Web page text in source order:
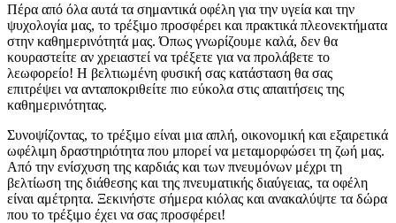
Πέρα από όλα αυτά τα σημαντικά οφέλη για την υγεία και την
ψυχολογία μας, το τρέξιμο προσφέρει και πρακτικά πλεονεκτήματα
στην καθημερινότητά μας. Όπως γνωρίζουμε καλά, δεν θα
κουραστείτε αν χρειαστεί να τρέξετε για να προλάβετε το
λεωφορείο! Η βελτιωμένη φυσική σας κατάσταση θα σας
επιτρέψει να ανταποκριθείτε πιο εύκολα στις απαιτήσεις της
καθημερινότητας.
Συνοψίζοντας, το τρέξιμο είναι μια απλή, οικονομική και εξαιρετικά
ωφέλιμη δραστηριότητα που μπορεί να μεταμορφώσει τη ζωή μας.
Από την ενίσχυση της καρδιάς και των πνευμόνων μέχρι τη
βελτίωση της διάθεσης και της πνευματικής διαύγειας, τα οφέλη
είναι αμέτρητα. Ξεκινήστε σήμερα κιόλας και ανακαλύψτε τα δώρα
που το τρέξιμο έχει να σας προσφέρει!